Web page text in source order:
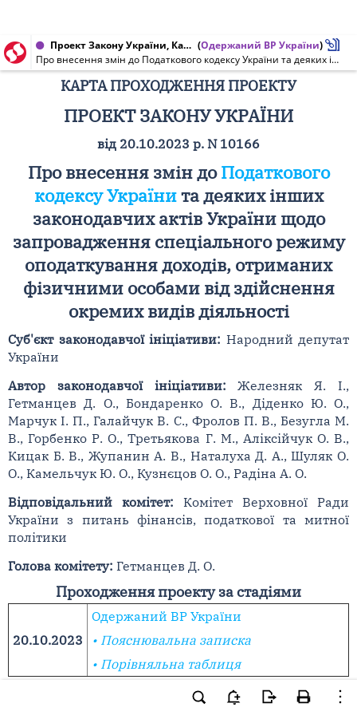
Проект Закону України, Карта проходження проекту від 20.10.2023 № 10166 (Одержаний ВР України)
Про внесення змін до Податкового кодексу України та деяких інших законодавчих актів України щодо запровадження спеціального режиму оподаткування доходів, отриманих фізичними особами від здійснення окремих видів діяльності